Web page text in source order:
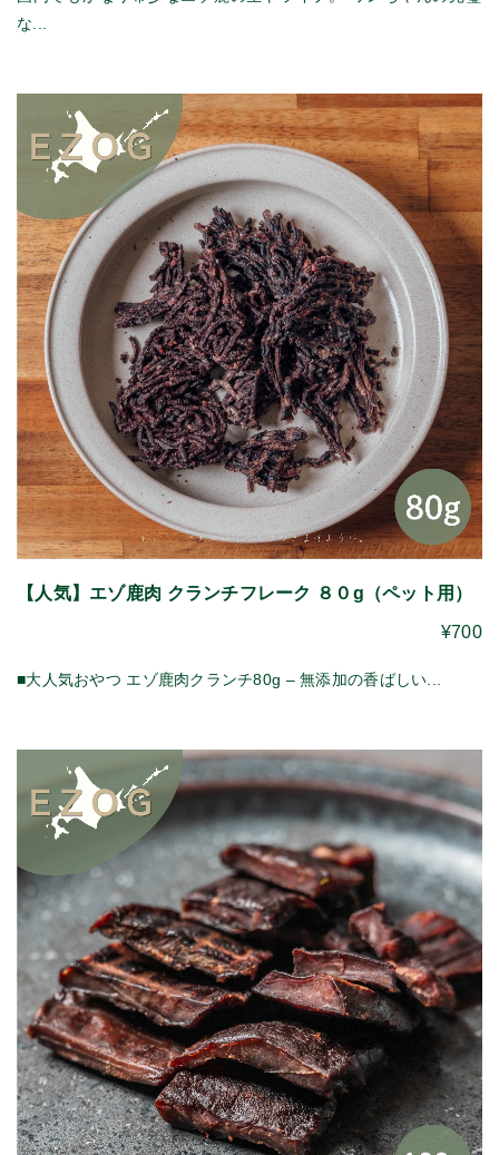
な...
【人気】エゾ鹿肉 クランチフレーク ８０g（ペット用）
¥700
■大人気おやつ エゾ鹿肉クランチ80g – 無添加の香ばしい...